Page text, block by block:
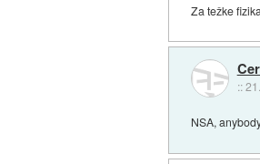
Za težke
::
NSA,